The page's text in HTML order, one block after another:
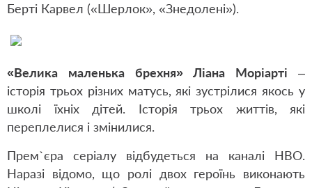
Берті Карвел («Шерлок», «Знедолені»).
«Велика маленька брехня» Ліана Моріарті –
історія трьох різних матусь, які зустрілися якось у
школі їхніх дітей. Історія трьох життів, які
переплелися і змінилися.
Прем`єра серіалу відбудеться на каналі НВО.
Наразі відомо, що ролі двох героїнь виконають